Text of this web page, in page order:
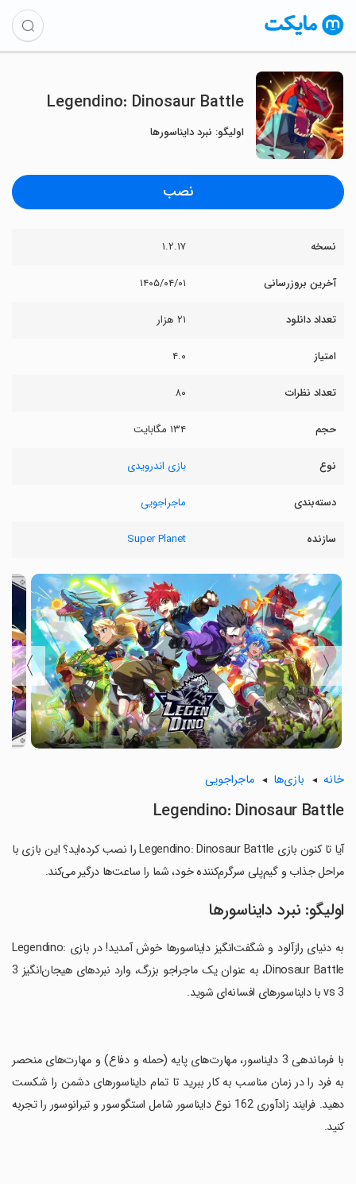
Legendino: Dinosaur Battle
اولیگو: نبرد دایناسورها
نصب
نسخه ۱.۲.۱۷
آخرین بروزرسانی ۱۴۰۵/۰۴/۰۱
تعداد دانلود ۲۱ هزار
امتیاز ۴.۰
تعداد نظرات ۸۰
حجم ۱۳۴ مگابایت
نوع بازی اندرویدی
دسته‌بندی ماجراجویی
سازنده Super Planet
〈
〉
خانه بازی‌ها ماجراجویی
Legendino: Dinosaur Battle
آیا تا کنون بازی Legendino: Dinosaur Battle را نصب کرده‌اید؟ این بازی با
مراحل جذاب و گیم‌پلی سرگرم‌کننده خود، شما را ساعت‌ها درگیر می‌کند.
اولیگو: نبرد دایناسورها
به دنیای رازآلود و شگفت‌انگیز دایناسورها خوش آمدید! در بازی Legendino:
Dinosaur Battle، به عنوان یک ماجراجو بزرگ، وارد نبردهای هیجان‌انگیز 3
vs 3 با دایناسورهای افسانه‌ای شوید.
‏با فرماندهی 3 دایناسور، مهارت‌های پایه (حمله و دفاع) و مهارت‌های منحصر
به فرد را در زمان مناسب به کار ببرید تا تمام دایناسورهای دشمن را شکست
دهید. فرایند زادآوری 162 نوع دایناسور شامل استگوسور و تیرانوسور را تجربه
کنید.